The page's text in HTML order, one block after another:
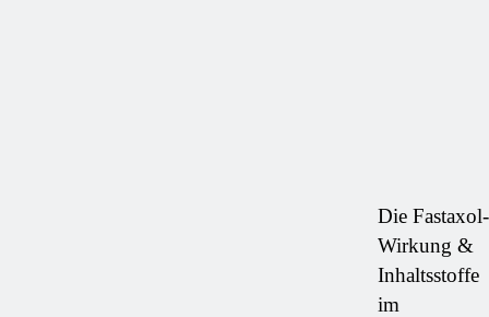
Die Fastaxol-
Wirkung &
Inhaltsstoffe
im